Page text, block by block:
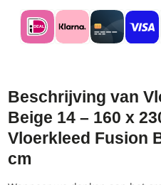
Beschrijving van
Beige 14 – 160 x
Vloerkleed Fusion
cm